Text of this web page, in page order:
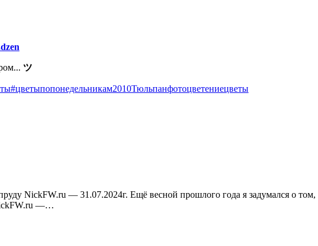
ツ
#цветыпопонедельникам2010Тюльпанфотоцветениецветы
NickFW.ru — 31.07.2024г. Ещё весной прошлого года я задумался о том,
—…